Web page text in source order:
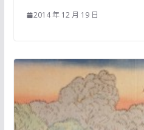
2014 年 12 月 19 日